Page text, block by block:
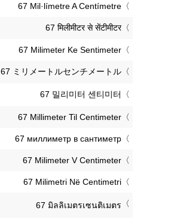
‎67 Mil·límetre A Centímetre
‎67 मिलीमीटर से सेंटीमीटर
‎67 Milimeter Ke Sentimeter
‎67 ミリメートルセンチメートル
‎67 밀리미터 센티미터
‎67 Millimeter Til Centimeter
‎67 миллиметр в сантиметр
‎67 Milimeter V Centimeter
‎67 Milimetri Në Centimetri
‎67 มิลลิเมตรเซนติเมตร